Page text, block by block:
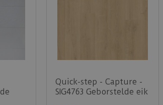
Quick-step - Capture -
SIG4763 Geborstelde eik